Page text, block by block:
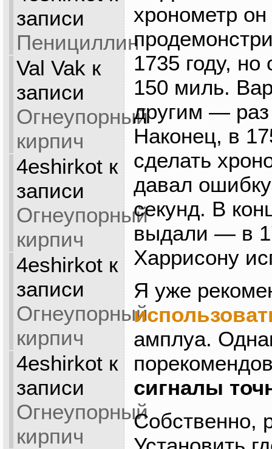
записи
Пенициллин
Val Vak к
записи
Огнеупорный
кирпич
4eshirkotк
записи
Огнеупорный
кирпич
4eshirkotк
записи
Огнеупорный
кирпич
4eshirkotк
записи
Огнеупорный
кирпич
хронометр он
1735 году,
150 миль.
другим — раз
Наконец, в
сделать
давал
секунд. В
выдали — в
Харрисону
Я уже
амплуа.
сигналы
Собственно,